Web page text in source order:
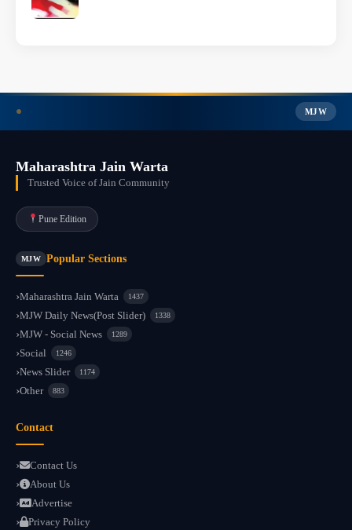
MJW
Maharashtra Jain Warta
Trusted Voice of Jain Community
Pune Edition
MJW Popular Sections
Maharashtra Jain Warta 1437
MJW Daily News(Post Slider) 1338
MJW - Social News 1289
Social 1246
News Slider 1174
Other 883
Contact
Contact Us
About Us
Advertise
Privacy Policy